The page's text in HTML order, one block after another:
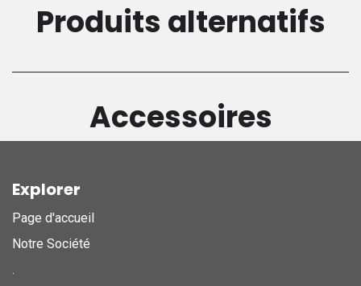
Produits alternatifs
Accessoires
Explorer
Page d'accueil
Notre Société
.